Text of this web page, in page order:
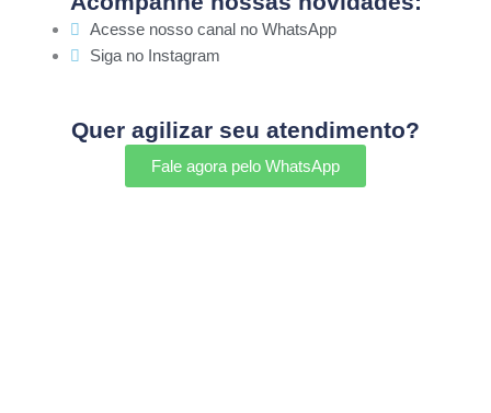
Acesse nosso canal no WhatsApp
Siga no Instagram
Quer agilizar seu atendimento?
Fale agora pelo WhatsApp